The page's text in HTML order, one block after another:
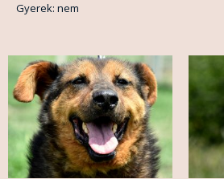
Gyerek: nem